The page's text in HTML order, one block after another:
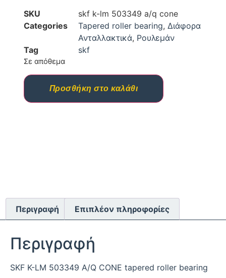
SKU
skf k-lm 503349 a/q cone
Categories
Tapered roller bearing, Διάφορα
Ανταλλακτικά, Ρουλεμάν
Tag
skf
Σε απόθεμα
Προσθήκη στο καλάθι
Περιγραφή Επιπλέον πληροφορίες
Περιγραφή
SKF K-LM 503349 A/Q CONE tapered roller bearing